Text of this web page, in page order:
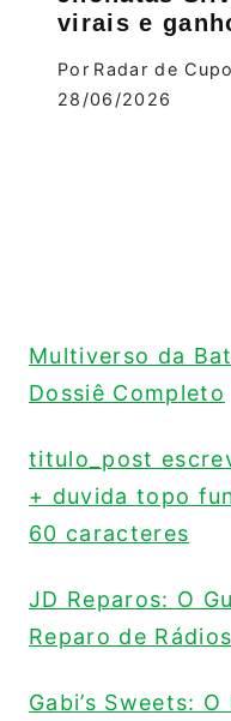
virais e
Por Radar de
28/06/2026
Multiverso da
Dossiê Completo
titulo_post
+ duvida topo
60 caracteres
JD Reparos: O
Reparo de Rádios
Gabi’s Sweets: